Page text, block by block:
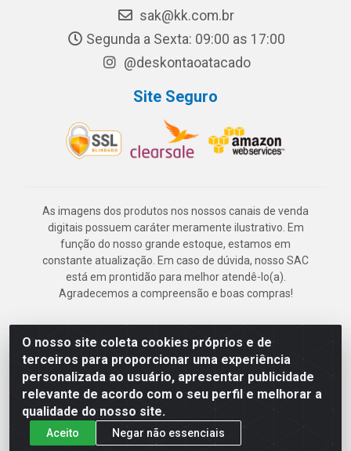
O nosso site coleta cookies próprios e de
terceiros para proporcionar uma experiência
personalizada ao usuário, apresentar publicidade
relevante de acordo com o seu perfil e melhorar a
qualidade do nosso site.
Aceito Negar não essenciais
sak@kk.com.br
Segunda a Sexta: 09:00 as 17:00
@deskontaoatacado
Site Seguro
As imagens dos produtos nos nossos canais de venda
digitais possuem caráter meramente ilustrativo. Em
função do nosso grande estoque, estamos em
constante atualização. Em caso de dúvida, nosso SAC
está em prontidão para melhor atendê-lo(a).
Agradecemos a compreensão e boas compras!
Deskontão Atacado - Av. Marechal Mascarenhas de Morais, 2471 -
Imbiribeira - Recife/PE - CEP 51.150-001 - CNPJ 24.150.377/0003-
57